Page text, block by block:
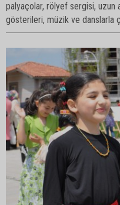
gösterileri, müzik ve danslarla